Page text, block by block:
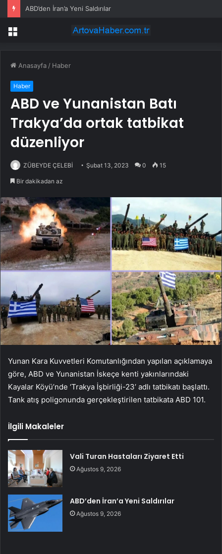
ABD’den İran’a Yeni Saldırılar
Menü
Anasayfa / Haber
Haber
ABD ve Yunanistan Batı
Trakya’da ortak tatbikat
düzenliyor
ZÜBEYDE ÇELEBİ Şubat 13, 2023 0 15
Bir dakikadan az
Yunan Kara Kuvvetleri Komutanlığından yapılan açıklamaya
göre, ABD ve Yunanistan İskeçe kenti yakınlarındaki
Kayalar Köyü’nde ‘Trakya İşbirliği-23’ adlı tatbikatı başlattı.
Tank atış poligonunda gerçekleştirilen tatbikata ABD 101.
İlgili Makaleler
Vali Turan Hastaları Ziyaret Etti
Ağustos 9, 2026
ABD’den İran’a Yeni Saldırılar
Ağustos 9, 2026